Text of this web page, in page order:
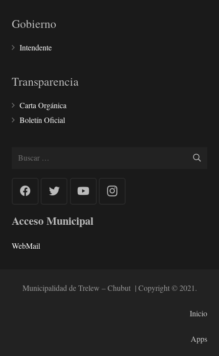
Gobierno
Intendente
Transparencia
Carta Orgánica
Boletín Oficial
Buscar:
Acceso Municipal
WebMail
Municipalidad de Trelew – Chubut | Copyright © 2021.
Inicio
Apps